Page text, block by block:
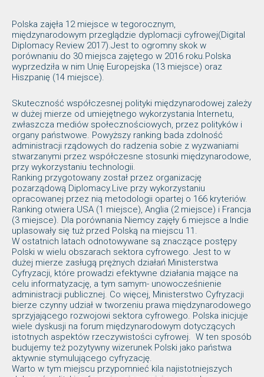
Polska zajęła 12 miejsce w tegorocznym,
międzynarodowym przeglądzie dyplomacji cyfrowej(Digital
Diplomacy Review 2017).Jest to ogromny skok w
porównaniu do 30 miejsca zajętego w 2016 roku.Polska
wyprzedziła w nim Unię Europejska (13 miejsce) oraz
Hiszpanię (14 miejsce).
Skuteczność współczesnej polityki międzynarodowej zależy
w dużej mierze od umiejętnego wykorzystania Internetu,
zwłaszcza mediów społecznościowych, przez polityków i
organy państwowe. Powyższy ranking bada zdolność
administracji rządowych do radzenia sobie z wyzwaniami
stwarzanymi przez współczesne stosunki międzynarodowe,
przy wykorzystaniu technologii.
Ranking przygotowany został przez organizację
pozarządową Diplomacy.Live przy wykorzystaniu
opracowanej przez nią metodologii opartej o 166 kryteriów.
Ranking otwiera USA (1 miejsce), Anglia (2 miejsce) i Francja
(3 miejsce). Dla porównania Niemcy zajęły 6 miejsce a Indie
uplasowały się tuż przed Polską na miejscu 11.
W ostatnich latach odnotowywane są znaczące postępy
Polski w wielu obszarach sektora cyfrowego. Jest to w
dużej mierze zasługą prężnych działań Ministerstwa
Cyfryzacji, które prowadzi efektywne działania mające na
celu informatyzację, a tym samym- unowocześnienie
administracji publicznej. Co więcej, Ministerstwo Cyfryzacji
bierze czynny udział w tworzeniu prawa międzynarodowego
sprzyjającego rozwojowi sektora cyfrowego. Polska inicjuje
wiele dyskusji na forum międzynarodowym dotyczących
istotnych aspektów rzeczywistości cyfrowej. W ten sposób
budujemy też pozytywny wizerunek Polski jako państwa
aktywnie stymulującego cyfryzację.
Warto w tym miejscu przypomnieć kila najistotniejszych